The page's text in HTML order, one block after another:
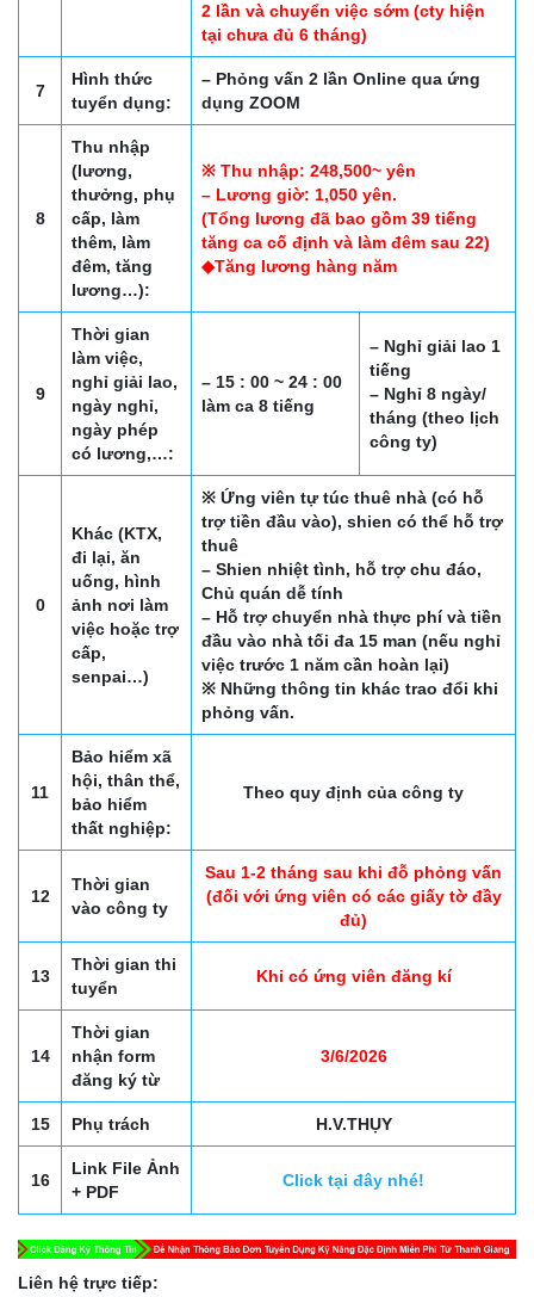
2 lần và chuyển việc sớm (cty hiện
tại chưa đủ 6 tháng)
7
Hình thức
tuyển dụng:
– Phỏng vấn 2 lần Online qua ứng
dụng ZOOM
8
Thu nhập
(lương,
thưởng, phụ
cấp, làm
thêm, làm
đêm, tăng
lương…):
※ Thu nhập: 248,500~ yên
– Lương giờ: 1,050 yên.
(Tổng lương đã bao gồm 39 tiếng
tăng ca cố định và làm đêm sau 22)
◆Tăng lương hàng năm
9
Thời gian
làm việc,
nghỉ giải lao,
ngày nghỉ,
ngày phép
có lương,…:
– 15 : 00 ~ 24 : 00
làm ca 8 tiếng
– Nghỉ giải lao 1
tiếng
– Nghỉ 8 ngày/
tháng (theo lịch
công ty)
0
Khác (KTX,
đi lại, ăn
uống, hình
ảnh nơi làm
việc hoặc trợ
cấp,
senpai…)
※ Ứng viên tự túc thuê nhà (có hỗ
trợ tiền đầu vào), shien có thể hỗ trợ
thuê
– Shien nhiệt tình, hỗ trợ chu đáo,
Chủ quán dễ tính
– Hỗ trợ chuyển nhà thực phí và tiền
đầu vào nhà tối đa 15 man (nếu nghỉ
việc trước 1 năm cần hoàn lại)
※ Những thông tin khác trao đổi khi
phỏng vấn.
11
Bảo hiểm xã
hội, thân thể,
bảo hiểm
thất nghiệp:
Theo quy định của công ty
12
Thời gian
vào công ty
Sau 1-2 tháng sau khi đỗ phỏng vấn
(đối với ứng viên có các giấy tờ đầy
đủ)
13
Thời gian thi
tuyển
Khi có ứng viên đăng kí
14
Thời gian
nhận form
đăng ký từ
3/6/2026
15 Phụ trách H.V.THỤY
16
Link File Ảnh
+ PDF
Click tại đây nhé!
Liên hệ trực tiếp: